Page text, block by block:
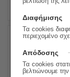
Διαφήμισης
Τα cookies
περιεχομένο
Απόδοσης
Τα cookies
βελτιώνουμε